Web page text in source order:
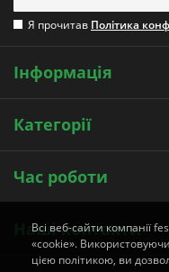
Я прочитав Політика
Інформація
Категорії
Час роботи
Наші контакти
Всі веб-сайти компанії
«cookie».
цією політикою, ви